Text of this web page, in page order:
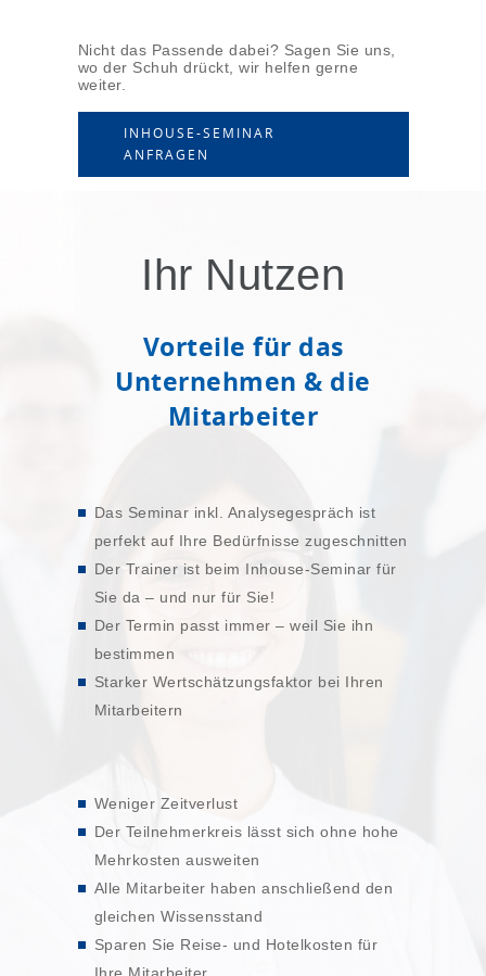
Nicht das Passende dabei? Sagen Sie uns,
wo der Schuh drückt, wir helfen gerne
weiter.
INHOUSE-SEMINAR
ANFRAGEN
Ihr Nutzen
Vorteile für das
Unternehmen & die
Mitarbeiter
Das Seminar inkl. Analysegespräch ist
perfekt auf Ihre Bedürfnisse zugeschnitten
Der Trainer ist beim Inhouse-Seminar für
Sie da – und nur für Sie!
Der Termin passt immer – weil Sie ihn
bestimmen
Starker Wertschätzungsfaktor bei Ihren
Mitarbeitern
Weniger Zeitverlust
Der Teilnehmerkreis lässt sich ohne hohe
Mehrkosten ausweiten
Alle Mitarbeiter haben anschließend den
gleichen Wissensstand
Sparen Sie Reise- und Hotelkosten für